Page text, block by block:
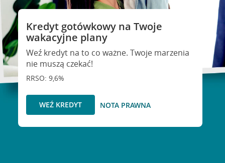
Kredyt gotówkowy na Twoje
wakacyjne plany
Weź kredyt na to co ważne. Twoje marzenia
nie muszą czekać!
RRSO: 9,6%
WEŹ KREDYT NOTA PRAWNA